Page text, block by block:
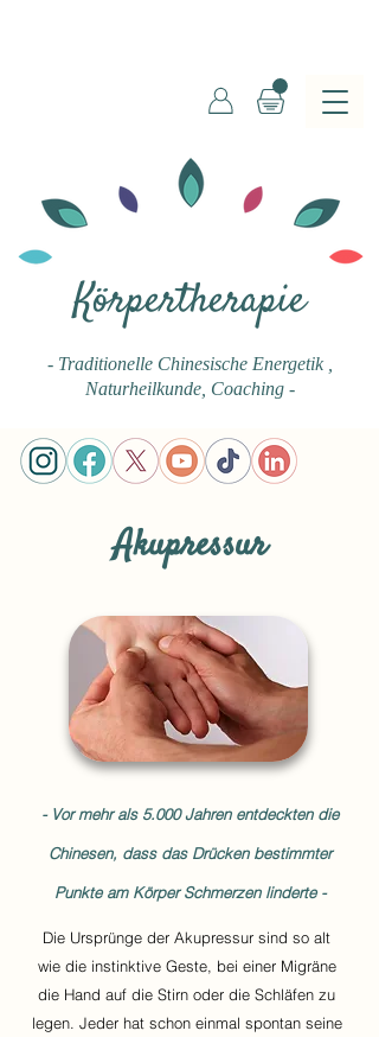
Körpertherapie
- Traditionelle Chinesische Energetik
Naturheilkunde, Coaching -
Akupressur
- Vor mehr als 5.000 Jahren entdeckten die
Chinesen, dass das Drücken bestimmter
Punkte am Körper Schmerzen linderte -
Die Ursprünge der Akupressur sind so alt
wie die instinktive Geste, bei einer Migräne
die Hand auf die Stirn oder die Schläfen zu
legen. Jeder hat schon einmal spontan seine